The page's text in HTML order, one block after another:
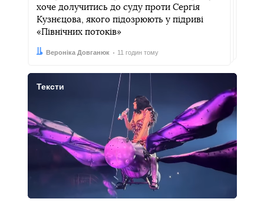
хоче долучитись до суду проти Сергія
Кузнєцова, якого підозрюють у підриві
«Північних потоків»
Автор:
Вероніка Довганюк
Дата: 11 годин тому
Тексти